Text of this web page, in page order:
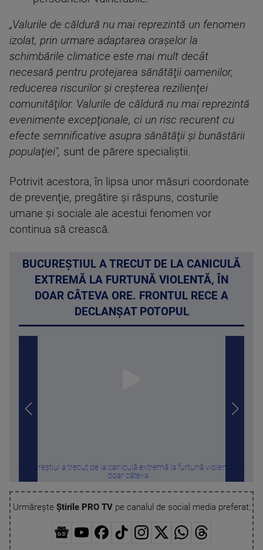
„Valurile de căldură nu mai reprezintă un fenomen
izolat, prin urmare adaptarea oraşelor la
schimbările climatice este mai mult decât
necesară pentru protejarea sănătăţii oamenilor,
reducerea riscurilor şi creşterea rezilienţei
comunităţilor. Valurile de căldură nu mai reprezintă
evenimente excepţionale, ci un risc recurent cu
efecte semnificative asupra sănătăţii şi bunăstării
populaţiei", sunt de părere specialiştii.
Potrivit acestora, în lipsa unor măsuri coordonate
de prevenţie, pregătire şi răspuns, costurile
umane şi sociale ale acestui fenomen vor
continua să crească.
BUCUREȘTIUL A TRECUT DE LA CANICULĂ
EXTREMĂ LA FURTUNĂ VIOLENTĂ, ÎN
DOAR CÂTEVA ORE. FRONTUL RECE A
DECLANȘAT POTOPUL
Bucureștiul a trecut de la caniculă extremă la furtună violentă, în
doar câteva ...
Urmărește Știrile PRO TVpe canalul de social media preferat: